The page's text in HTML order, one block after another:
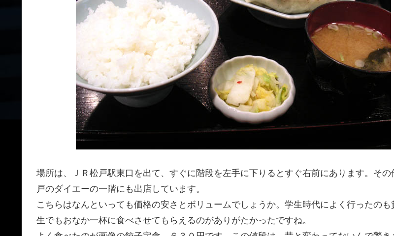
場所は、ＪＲ松戸駅東口を出て、すぐに階段を左手に下りるとすぐ右前にあります。その
戸のダイエーの一階にも出店しています。
こちらはなんといっても価格の安さとボリュームでしょうか。学生時代によく行ったのも
生でもおなか一杯に食べさせてもらえるのがありがたかったですね。